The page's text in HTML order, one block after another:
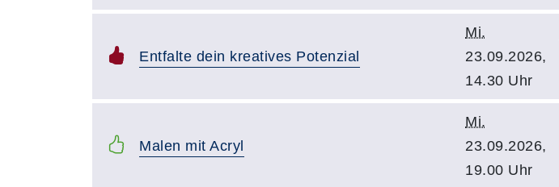
Entfalte dein kreatives Potenzial
Mi.
23.09.2026,
14.30 Uhr
Malen mit Acryl
Mi.
23.09.2026,
19.00 Uhr